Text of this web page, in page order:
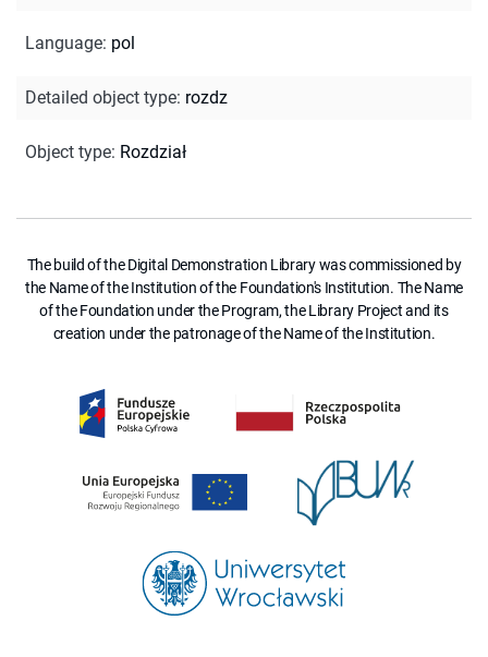
Language: pol
Detailed object type: rozdz
Object type: Rozdział
The build of the Digital Demonstration Library was commissioned by
the Name of the Institution of the Foundation's Institution. The Name
of the Foundation under the Program, the Library Project and its
creation under the patronage of the Name of the Institution.